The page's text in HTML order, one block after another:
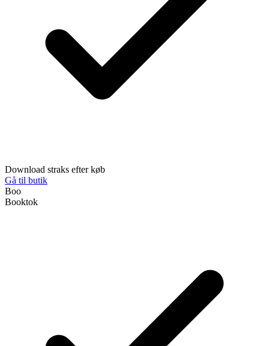
Download straks efter køb
Gå til butik
Boo
Booktok